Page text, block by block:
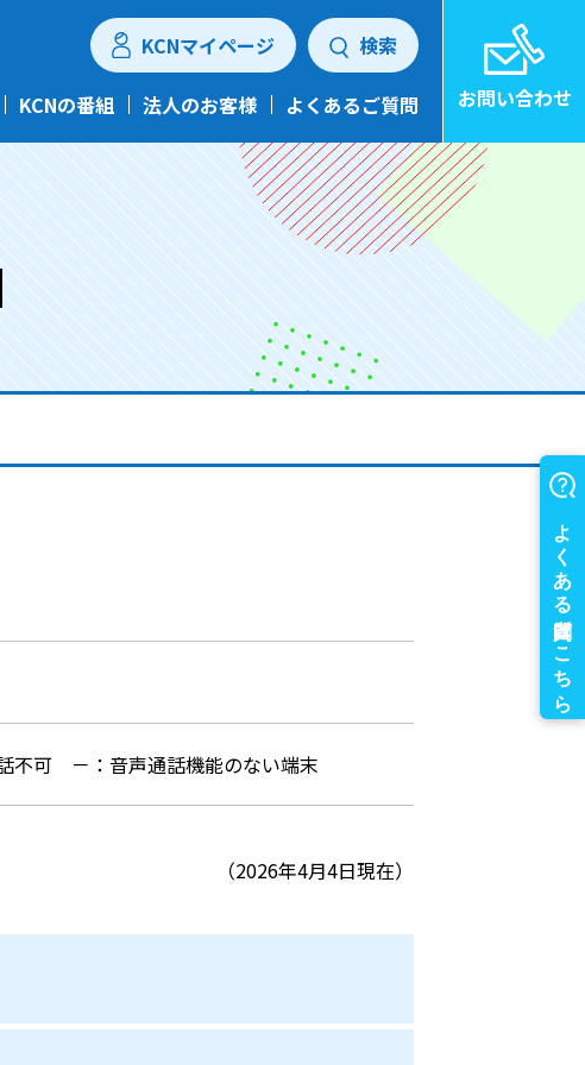
KCNの番組 法人のお客様 よくあるご質問
検索
KCNマイページ
お問い合わせ
不可 －：音声通話機能のない端末
（2026年4月4日現在）